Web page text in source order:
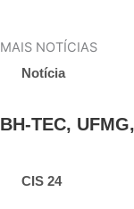
MAIS NOTÍCIAS
Notícia
BH-TEC,
CIS 24